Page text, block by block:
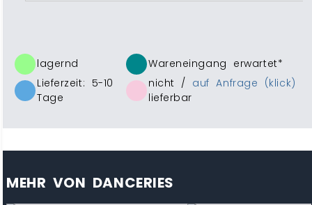
lagernd
Wareneingang erwartet*
Lieferzeit: 5-10
Tage
nicht / auf Anfrage (klick)
lieferbar
MEHR VON DANCERIES